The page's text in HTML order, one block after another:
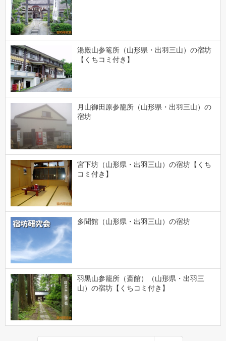
湯殿山参篭所（山形県・出羽三山）の宿坊
【くちコミ付き】
月山御田原参籠所（山形県・出羽三山）の
宿坊
宮下坊（山形県・出羽三山）の宿坊【くち
コミ付き】
多聞館（山形県・出羽三山）の宿坊
羽黒山参籠所（斎館）（山形県・出羽三
山）の宿坊【くちコミ付き】